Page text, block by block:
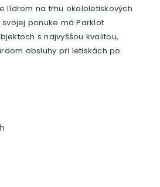
lídrom na trhu okololetiskových
ponuke má Parklot
s najvyššou kvalitou,
obsluhy pri letiskách po